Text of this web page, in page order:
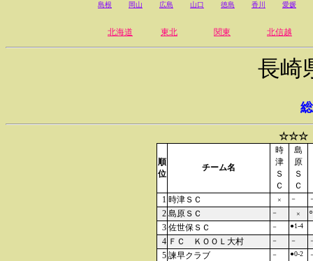
島根
岡山 広島 山口 徳島 香川 愛媛
北海道 東北 関東 北信越
長崎
☆☆☆
順
位
チーム名
時
津
Ｓ
Ｃ
島
原
Ｓ
Ｃ
1 時津ＳＣ × －
2 島原ＳＣ － ×
3 佐世保ＳＣ － ●1-4
4 ＦＣ ＫＯＯＬ大村 － －
5 諫早クラブ － ●0-2